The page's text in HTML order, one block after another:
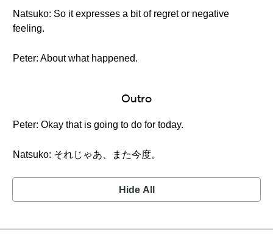
Natsuko: So it expresses a bit of regret or negative
feeling.
Peter: About what happened.
Outro
Peter: Okay that is going to do for today.
Natsuko: それじゃあ、また今度。
Hide All